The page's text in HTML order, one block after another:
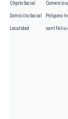
Objeto Social Comercio
Domicilio Social Poligono
Localidad sant Feliu